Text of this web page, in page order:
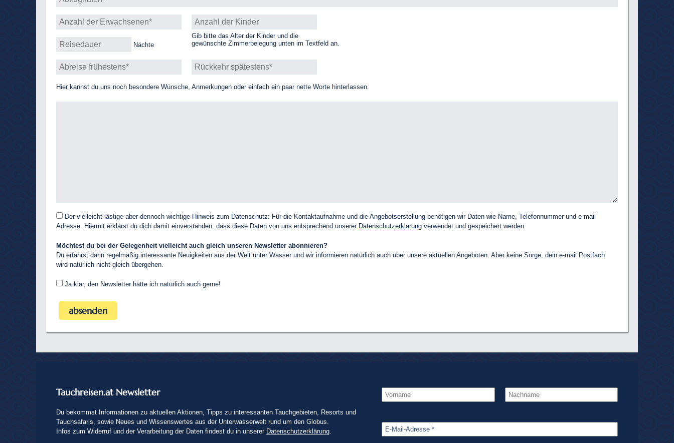
Gib bitte das Alter der Kinder und die
gewünschte Zimmerbelegung unten im Textfeld an.
Nächte
Hier kannst du uns noch besondere Wünsche, Anmerkungen oder einfach ein paar nette Worte hinterlassen.
Der vielleicht lästige aber dennoch wichtige Hinweis zum Datenschutz: Für die Kontaktaufnahme und die Angebotserstellung benötigen wir Daten wie Name, Telefonnummer und e-mail
Adresse. Hiermit erklärst du dich damit einverstanden, dass diese Daten von uns entsprechend unserer Datenschutzerklärung verwendet und gespeichert werden.
Möchtest du bei der Gelegenheit vielleicht auch gleich unseren Newsletter abonnieren?
Du erfährst darin regelmäßig interessante Neuigkeiten aus der Welt unter Wasser und wir informieren natürlich auch über unsere aktuellen Angeboten. Aber keine Sorge, dein e-mail Postfach
wird natürlich nicht gleich übergehen.
Ja klar, den Newsletter hätte ich natürlich auch gerne!
Tauchreisen.at Newsletter
Du bekommst Informationen zu aktuellen Aktionen, Tipps zu interessanten Tauchgebieten, Resorts und
Tauchsafaris, sowie Neues und Wissenswertes aus der Unterwasserwelt rund um den Globus.
Infos zum Widerruf und der Verarbeitung der Daten findest du in unserer Datenschutzerklärung.